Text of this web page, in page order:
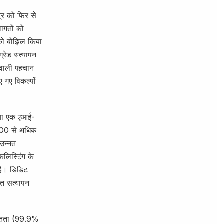
को फिर से
को
बोझिल किया
सत्यापन
पहचान
गए विकल्पों
एक एआई-
से अधिक
के
डिडिट
सत्यापन
(99.9%